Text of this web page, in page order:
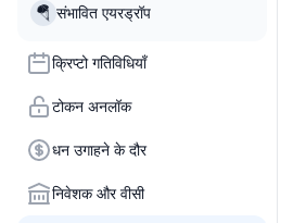
🪂 संभावित एयरड्रॉप
क्रिप्टो गतिविधियाँ
टोकन अनलॉक
धन उगाहने के दौर
निवेशक और वीसी